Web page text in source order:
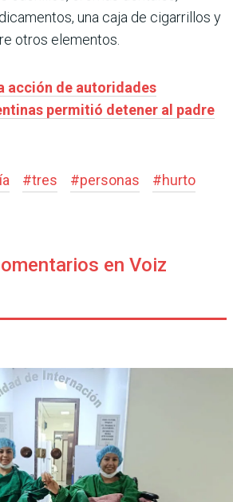
una caja de cigarrillos y
otros elementos.
acción de autoridades
permitió detener al padre
#tres #personas #hurto
en Voiz